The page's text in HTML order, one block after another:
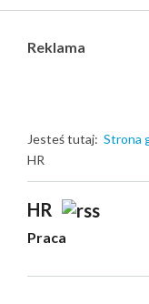
Reklama
Jesteś tutaj: Strona
HR
HR
Praca